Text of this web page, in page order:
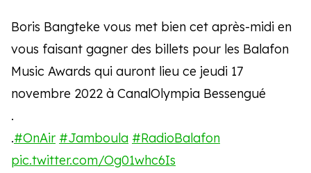
Boris Bangteke vous met bien cet après-midi en
vous faisant gagner des billets pour les Balafon
Music Awards qui auront lieu ce jeudi 17
novembre 2022 à CanalOlympia Bessengué
.
.#OnAir #Jamboula #RadioBalafon
pic.twitter.com/Og01whc6Is